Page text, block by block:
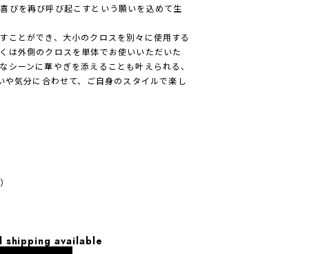
びを再び呼び起こすという願いを込めて生
ことができ、大小のクロスを別々に使用する
は外側のクロスを単体でお使いいただいた
シーンに華やぎを添えることも叶えられる、
や気分に合わせて、ご自身のスタイルで楽し
shipping available